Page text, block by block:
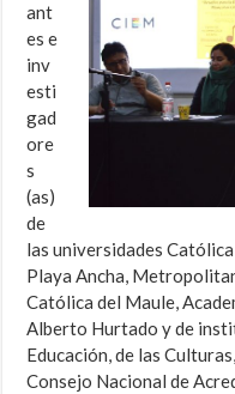
ant
es e
inv
esti
gad
ore
s
(as)
de
las universidades
Playa Ancha,
Católica del Maule,
Alberto Hurtado y de
Educación, de las
Consejo Nacional de